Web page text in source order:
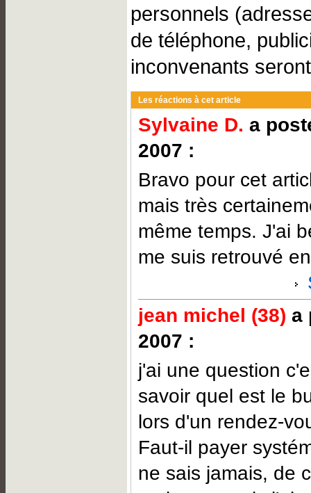
personnels
de téléphone,
inconvenants
Les réactions à cet article
Sylvaine D. a
2007 :
Bravo pour cet
mais très
même temps. J'ai
me suis retrouvé
jean michel (38) a
2007 :
j'ai une question
savoir quel est le
lors d'un rendez-
Faut-il payer
ne sais jamais, de